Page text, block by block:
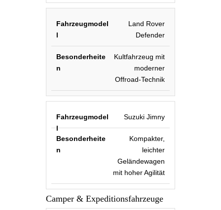
Land Rover
Defender
Kultfahrzeug mit
moderner
Offroad-Technik
Suzuki Jimny
Kompakter,
leichter
Geländewagen
mit hoher Agilität
Camper & Expeditionsfahrzeuge